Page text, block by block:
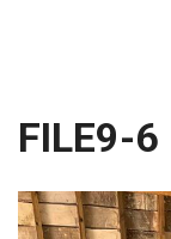
FILE9-6